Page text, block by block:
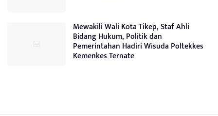
Mewakili Wali Kota Tikep, Staf Ahli
Bidang Hukum, Politik dan
Pemerintahan Hadiri Wisuda Poltekkes
Kemenkes Ternate